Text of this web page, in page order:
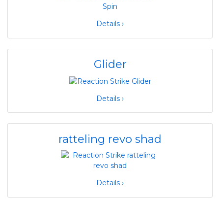
Details ›
Glider
Details ›
ratteling revo shad
Details ›